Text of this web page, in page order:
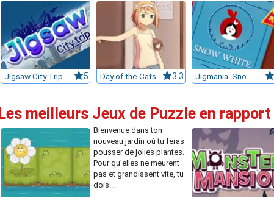
Jigsaw City Trip 5 Day of the Cats: Episode 1 3.3 Jigmania: Snow White
Les meilleurs Jeux de Puzzle en
Bienvenue dans ton
nouveau jardin où tu feras
pousser de jolies plantes.
Pour qu’elles ne meurent
pas et grandissent vite, tu
dois...